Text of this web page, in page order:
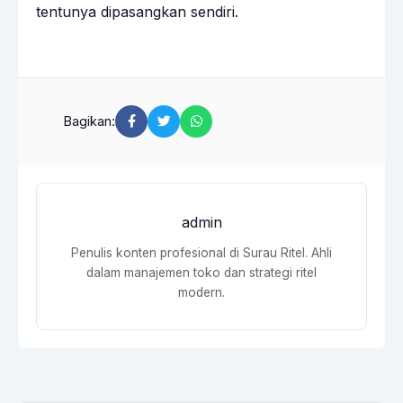
tentunya dipasangkan sendiri.
Bagikan:
admin
Penulis konten profesional di Surau Ritel. Ahli
dalam manajemen toko dan strategi ritel
modern.